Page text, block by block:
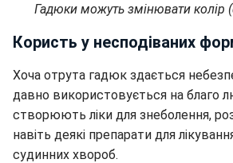
Гадюки можуть змінювати колір
Користь у несподіваних
Хоча отрута гадюк здається
давно використовується на благо
створюють ліки для знеболення,
навіть деякі препарати для
судинних хвороб.